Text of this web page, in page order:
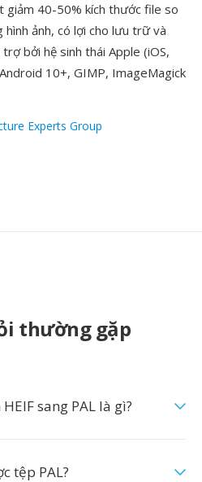
giảm 40-50% kích thước file so
hình ảnh, có lợi cho lưu trữ và
bởi hệ sinh thái Apple (iOS,
10+, GIMP, ImageMagick
Experts Group
thường gặp
sang PAL là gì?
tệp PAL?